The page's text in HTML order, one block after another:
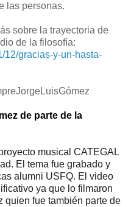
las personas.
sobre la trayectoria de
de la filosofía:
12/gracias-y-un-hasta-
de parte de la
musical CATEGAL
El tema fue grabado y
alumni USFQ. El video
ya que lo filmaron
quien fue también parte de